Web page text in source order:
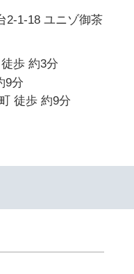
2-1-18 ユニゾ御茶
歩 約3分
9分
徒歩 約9分